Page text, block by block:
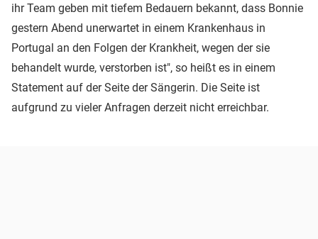
ihr Team geben mit tiefem Bedauern bekannt, dass Bonnie
gestern Abend unerwartet in einem Krankenhaus in
Portugal an den Folgen der Krankheit, wegen der sie
behandelt wurde, verstorben ist", so heißt es in einem
Statement auf der Seite der Sängerin. Die Seite ist
aufgrund zu vieler Anfragen derzeit nicht erreichbar.